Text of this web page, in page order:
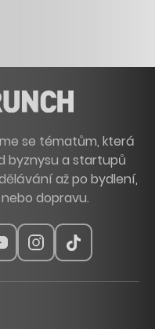
se tématům, která
byznysu a startupů
až po bydlení,
dopravu.